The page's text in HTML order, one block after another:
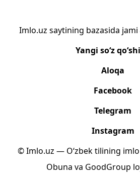
Imlo.uz saytining bazasida jami
Yangi so‘z
Aloqa
Facebook
Telegram
Instagram
© Imlo.uz — O‘zbek tilining imlo
Obuna va GoodGroup